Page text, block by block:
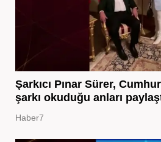
Şarkıcı Pınar Sürer,
şarkı okuduğu anları
Haber7